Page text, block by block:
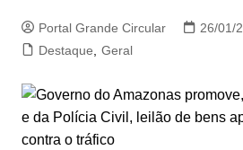
Portal Grande Circular 26/01/
Destaque
Geral